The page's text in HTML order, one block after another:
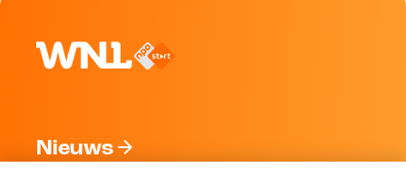
Nieuws